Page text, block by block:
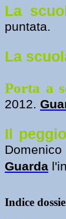
La
puntata.
La
Porta a
2012.
Il
Guarda
Indice